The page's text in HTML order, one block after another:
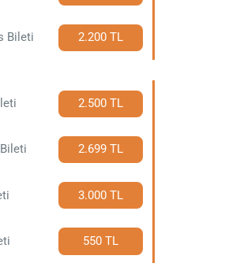
Bileti 2.200 TL
2.500 TL
2.699 TL
3.000 TL
550 TL